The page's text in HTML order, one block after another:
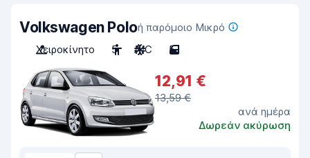
Volkswagen Poloή παρόμοιο Μικρό
Χειροκίνητο
5 A/C 5
12,91 €
13,59 €
ανά ημέρα
Δωρεάν ακύρωση